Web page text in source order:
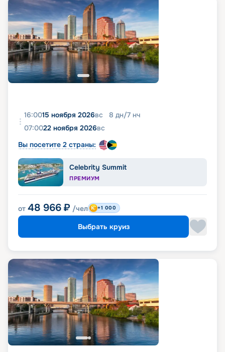
16:0015 ноября 2026вс 8 дн/7 нч
07:0022 ноября 2026вс
Вы посетите 2 страны:
Celebrity Summit
ПРЕМИУМ
от 48 966 ₽ /чел +1 000
Выбрать круиз